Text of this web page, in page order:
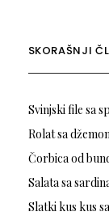
SKORAŠNJI
Svinjski file sa
Rolat sa
Čorbica od
Salata sa
Slatki kus kus